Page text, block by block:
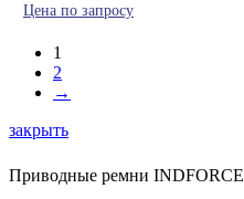
Цена по запросу
1
2
→
закрыть
Приводные ремни INDFORCE